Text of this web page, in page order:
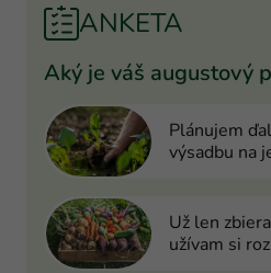
ANKETA
Aký je váš augustový
Plánujem
výsadbu na
Už len
užívam si